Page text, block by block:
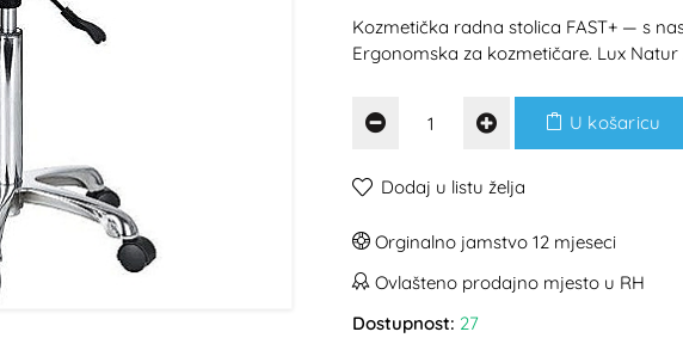
Kozmetička radna stolica FAST+ — s
Ergonomska za kozmetičare. Lux Natur
U košaricu
Dodaj u listu želja
Orginalno jamstvo 12 mjeseci
Ovlašteno prodajno mjesto u RH
Dostupnost: 27